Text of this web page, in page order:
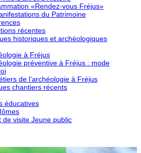
«Rendez-vous Fréjus»
du Patrimoine
récentes
historiques et archéologiques
à Fréjus
préventive à Fréjus : mode
de l’archéologie à Fréjus
chantiers récents
éducatives
de visite Jeune public